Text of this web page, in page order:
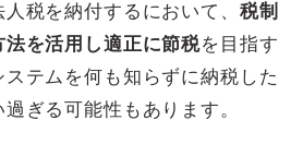
税を納付するにおいて、 税制
を活用し適正に節税を目指す
テムを何も知らずに納税した
ぎる可能性もあります。